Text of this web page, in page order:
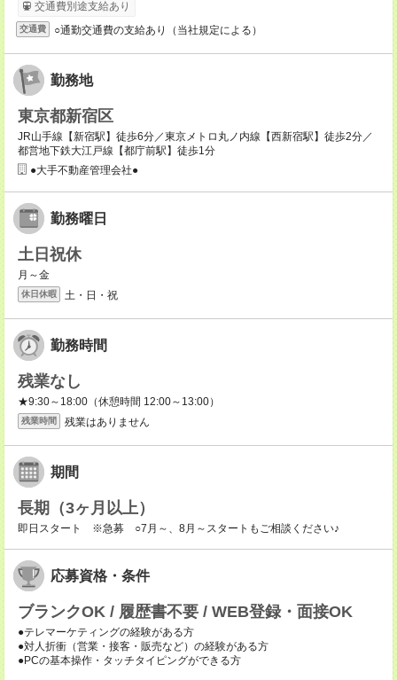
交通費別途支給あり
交通費 ○通勤交通費の支給あり（当社規定による）
勤務地
東京都新宿区
JR山手線【新宿駅】徒歩6分／東京メトロ丸ノ内線【西新宿駅】徒歩2分／
都営地下鉄大江戸線【都庁前駅】徒歩1分
●大手不動産管理会社●
勤務曜日
土日祝休
月～金
休日休暇 土・日・祝
勤務時間
残業なし
★9:30～18:00（休憩時間 12:00～13:00）
残業時間 残業はありません
期間
長期（3ヶ月以上）
即日スタート ※急募 ○7月～、8月～スタートもご相談ください♪
応募資格・条件
ブランクOK / 履歴書不要 / WEB登録・面接OK
●テレマーケティングの経験がある方
●対人折衝（営業・接客・販売など）の経験がある方
●PCの基本操作・タッチタイピングができる方